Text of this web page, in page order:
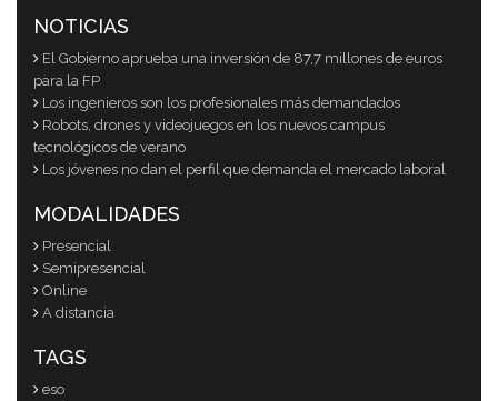
NOTICIAS
El Gobierno aprueba una inversión de 87,7 millones de euros
para la FP
Los ingenieros son los profesionales más demandados
Robots, drones y videojuegos en los nuevos campus
tecnológicos de verano
Los jóvenes no dan el perfil que demanda el mercado laboral
MODALIDADES
Presencial
Semipresencial
Online
A distancia
TAGS
eso